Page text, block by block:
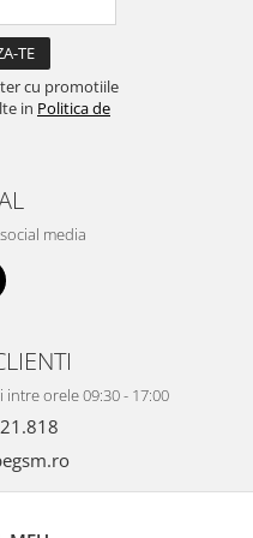
cu promotiile
in Politica de
media
orele 09:30 - 17:00